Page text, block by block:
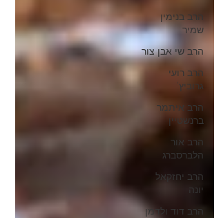
הרב בנימין
שמיר
הרב שי אבן צור
הרב רועי
גרוביץ'
הרב איתמר
ברנשטיין
הרב אור
הלברסברג
הרב יחזקאל
יונה
הרב דוד ולדמן